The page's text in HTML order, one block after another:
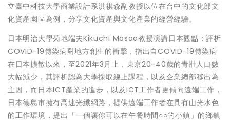
立臺中科技大學商業設計系洪祺森副教授以位在台中的文化部文
化資產園區為例，分享文化資產與文化產業的經營經驗。
日本明治大學菊地端夫Kikuchi Masao教授演講日本觀點：評析
COVID-19傳染病對地方創生的衝擊，指出自COVID-19傳染病
在日本擴散以來，至2021年3月止，東京20-40歲的青壯人口數
大幅減少，其評析認為大學採取線上課程，以及企業總部移出為
主因，而日本ICT產業的進步，以及ICT工作者更傾向遠端工作，
日本德島市擁有高速光纖網路，提供遠端工作者在具有山光水色
的工作環境，提出「一個讓你可以在午餐時間○○的小鎮」的鄉鎮